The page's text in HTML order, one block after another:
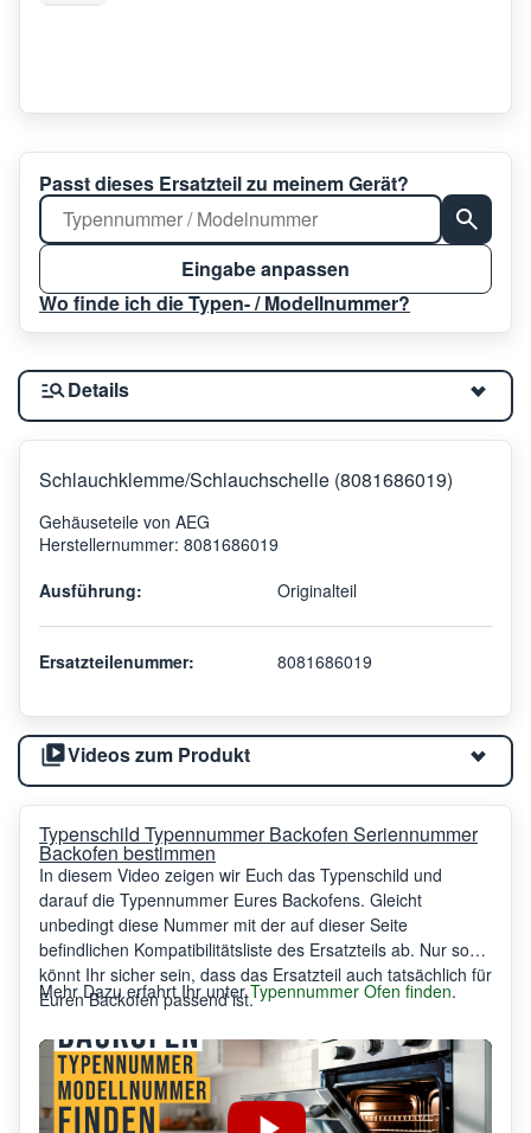
Passt dieses Ersatzteil zu meinem Gerät?
Eingabe anpassen
Wo finde ich die Typen- / Modellnummer?
Details
Schlauchklemme/Schlauchschelle (8081686019)
Gehäuseteile von AEG
Herstellernummer: 8081686019
Ausführung:
Originalteil
Ersatzteilenummer: 8081686019
Videos zum Produkt
Typenschild Typennummer Backofen Seriennummer
Backofen bestimmen
In diesem Video zeigen wir Euch das Typenschild und
darauf die Typennummer Eures Backofens. Gleicht
unbedingt diese Nummer mit der auf dieser Seite
befindlichen Kompatibilitätsliste des Ersatzteils ab. Nur so
könnt Ihr sicher sein, dass das Ersatzteil auch tatsächlich für
Euren Backofen passend ist.
Mehr Dazu erfahrt Ihr unterTypennummer Ofen finden.